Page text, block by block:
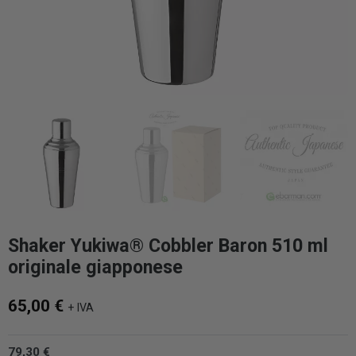
Shaker Yukiwa® Cobbler Baron 510 ml
originale giapponese
65,00 € + IVA
79,30 €